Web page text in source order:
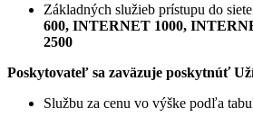
Základných služieb prístupu do
600, INTERNET 1000,
2500
Poskytovateľ sa zaväzuje poskytnúť
Službu za cenu vo výške podľa